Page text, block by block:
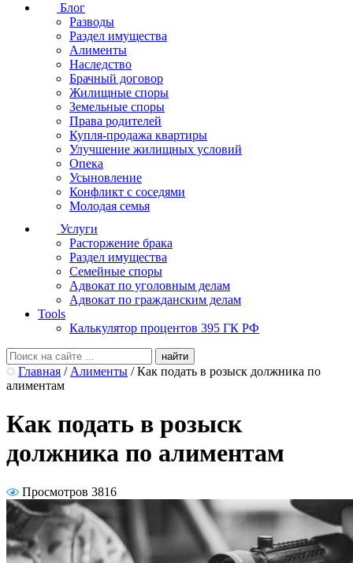
Блог
Разводы
Раздел имущества
Алименты
Наследство
Брачный договор
Жилищные споры
Земельные споры
Права родителей
Купля-продажа квартиры
Улучшение жилищных условий
Опека
Усыновление
Конфликт с соседями
Молодая семья
Услуги
Расторжение брака
Раздел имущества
Семейные споры
Адвокат по уголовным делам
Адвокат по гражданским делам
Tools
Калькулятор процентов 395 ГК РФ
Главная / Алименты / Как подать в розыск должника по
алиментам
Как подать в розыск
должника по алиментам
Просмотров 3816